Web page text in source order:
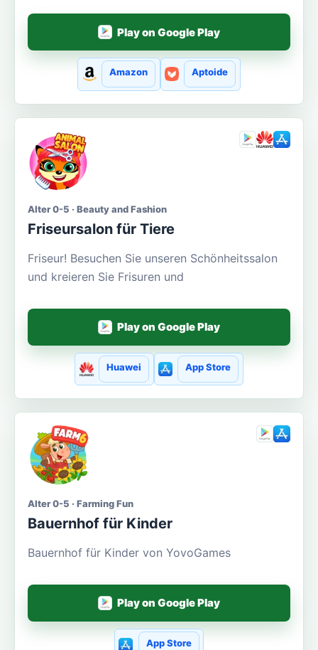
Play on Google Play
Amazon Aptoide
Alter 0-5 · Beauty and Fashion
Friseursalon für Tiere
Friseur! Besuchen Sie unseren Schönheitssalon
und kreieren Sie Frisuren und
Play on Google Play
Huawei App Store
Alter 0-5 · Farming Fun
Bauernhof für Kinder
Bauernhof für Kinder von YovoGames
Play on Google Play
App Store